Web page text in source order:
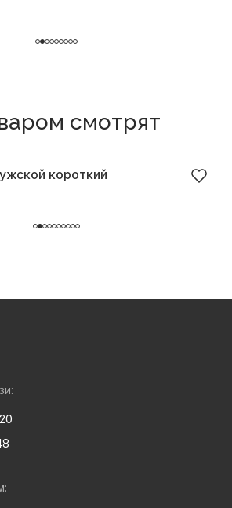
смотрят
короткий